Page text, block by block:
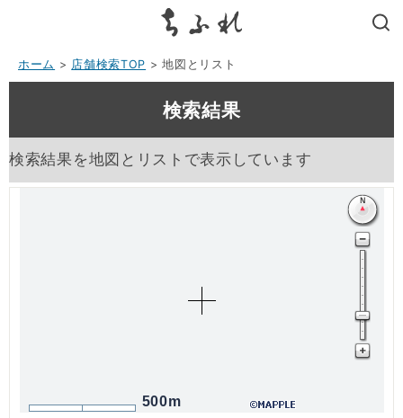
ホーム > 店舗検索TOP > 地図とリスト
検索結果
検索結果を地図とリストで表示しています
500m